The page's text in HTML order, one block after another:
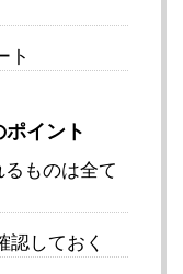
ト
イント
ものは全て
認しておく